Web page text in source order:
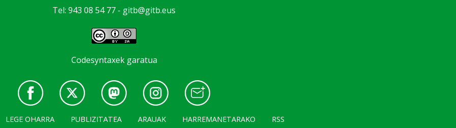
Tel: 943 08 54 77 - gitb@gitb.eus
Codesyntaxek garatua
LEGE OHARRA PUBLIZITATEA ARAUAK HARREMANETARAKO RSS